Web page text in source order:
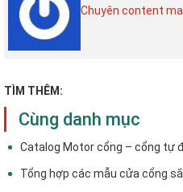
Chuyên content
TÌM THÊM:
Cùng danh mục
Catalog Motor cổng – cổng tự
Tổng hợp các mẫu cửa cổng